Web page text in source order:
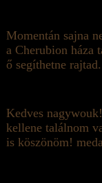
Momentán sajna
a Cherubion háza
ő segíthetne rajtad.
Kedves
kellene találnom
is köszönöm!